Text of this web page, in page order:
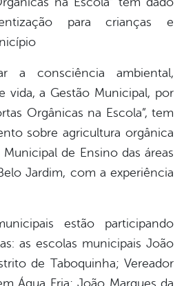
para crianças e
a consciência ambiental,
vida, a Gestão Municipal, por
Orgânicas na Escola”, tem
sobre agricultura orgânica
de Ensino das áreas
Jardim, com a experiência
estão participando
as escolas municipais João
de Taboquinha; Vereador